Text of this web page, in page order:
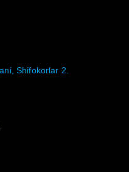
Shifokorlar 2.